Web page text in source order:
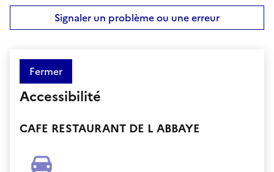
Signaler un problème ou une erreur
Fermer
Accessibilité
CAFE RESTAURANT DE L ABBAYE